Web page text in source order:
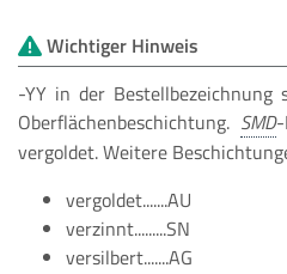
Wichtiger Hinweis
-YY in der
Oberflächenbeschichtung.
vergoldet. Weitere
vergoldet.......AU
verzinnt.........SN
versilbert.......AG